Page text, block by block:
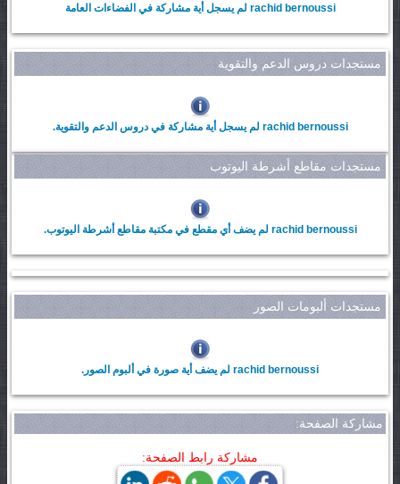
rachid bernoussi لم يسجل أية مشاركة في الفضاءات العامة
مستجدات دروس الدعم والتقوية
rachid bernoussi لم يسجل أية مشاركة في دروس الدعم والتقوية.
مستجدات مقاطع أشرطة اليوتوب
rachid bernoussi لم يضف أي مقطع في مكتبة مقاطع أشرطة اليوتوب.
مستجدات ألبومات الصور
rachid bernoussi لم يضف أية صورة في ألبوم الصور.
مشاركة الصفحة:
مشاركة رابط الصفحة: